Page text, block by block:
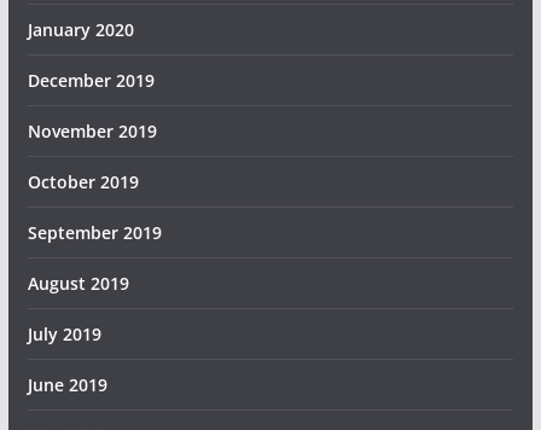
January 2020
December 2019
November 2019
October 2019
September 2019
August 2019
July 2019
June 2019